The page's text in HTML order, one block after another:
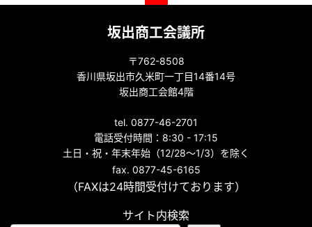
坂出商工会議所
〒762-8508
香川県坂出市久米町一丁目14番14号
坂出商工会館4階
tel. 0877-46-2701
電話受付時間：8:30 - 17:15
土日・祝・年末年始（12/28～1/3）を除く
fax. 0877-45-6165
（FAXは24時間受付けております）
サイト内検索